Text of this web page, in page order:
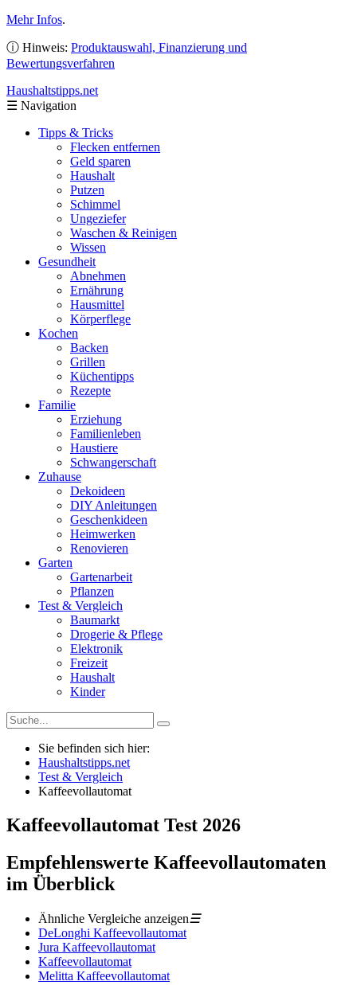
Mehr Infos.
ⓘ Hinweis: Produktauswahl, Finanzierung und
Bewertungsverfahren
Haushaltstipps.net
☰ Navigation
Tipps & Tricks
Flecken entfernen
Geld sparen
Haushalt
Putzen
Schimmel
Ungeziefer
Waschen & Reinigen
Wissen
Gesundheit
Abnehmen
Ernährung
Hausmittel
Körperflege
Kochen
Backen
Grillen
Küchentipps
Rezepte
Familie
Erziehung
Familienleben
Haustiere
Schwangerschaft
Zuhause
Dekoideen
DIY Anleitungen
Geschenkideen
Heimwerken
Renovieren
Garten
Gartenarbeit
Pflanzen
Test & Vergleich
Baumarkt
Drogerie & Pflege
Elektronik
Freizeit
Haushalt
Kinder
Sie befinden sich hier:
Haushaltstipps.net
Test & Vergleich
Kaffeevollautomat
Kaffeevollautomat Test 2026
Empfehlenswerte Kaffeevollautomaten
im Überblick
Ähnliche Vergleiche anzeigen☰
DeLonghi Kaffeevollautomat
Jura Kaffeevollautomat
Kaffeevollautomat
Melitta Kaffeevollautomat